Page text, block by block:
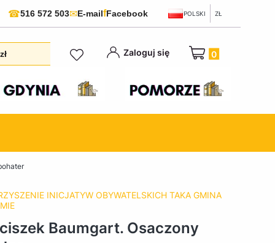
☎516 572 503✉E-mailfFacebook POLSKI ZŁ
Zaloguj się Produkty w
INICJATYW OBYWATELSKICH TAKA GMINA
Baumgart. Osaczony